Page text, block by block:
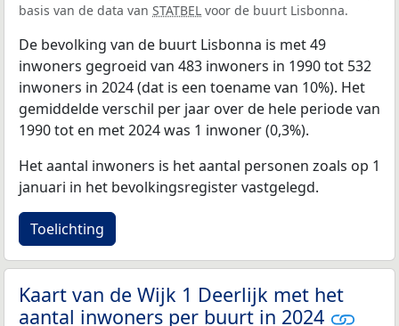
basis van de data van STATBEL voor de buurt Lisbonna.
De bevolking van de buurt Lisbonna is met 49
inwoners gegroeid van 483 inwoners in 1990 tot 532
inwoners in 2024 (dat is een toename van 10%). Het
gemiddelde verschil per jaar over de hele periode van
1990 tot en met 2024 was 1 inwoner (0,3%).
Het aantal inwoners is het aantal personen zoals op 1
januari in het bevolkingsregister vastgelegd.
Toelichting
Kaart van de Wijk 1 Deerlijk met het
aantal inwoners per buurt in 2024